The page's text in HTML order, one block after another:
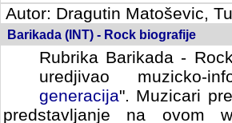
Autor: Dragutin Matoševic,
Barikada (INT) - Rock biografije
Rubrika Barikada -
uredjivao muzicko-
Muzicari predstavljeni u
na ovom web portalu